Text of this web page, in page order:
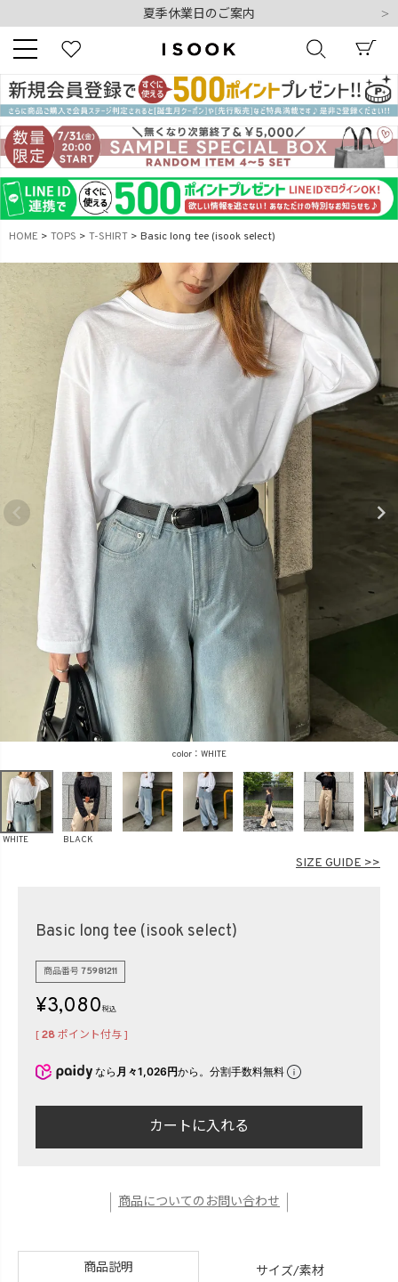
夏季休業日のご案内
10,000円以上ご購入で送料無料
新規会員登録でもれなく500ポイントプレゼント
夏季休業日のご案内
令和8年熊本地震の影響によるお荷物のお届けについて
キーワード
商品番号
販売タイプ
再入荷 SALE
商品タイプ
ORIGINAL HIT ITEM
カラー
価格（税込）
〜
在庫なし商品
表示する
HOME TOPS T-SHIRT Basic long tee (isook select)
WHITE
WHITE BLACK
SIZE GUIDE >>
Basic long tee (isook select)
商品番号 75981211
¥3,080 税込
[28ポイント付与 ]
なら 月々1,026円から。分割手数料無料
カートに入れる
商品についてのお問い合わせ
商品説明 サイズ/素材